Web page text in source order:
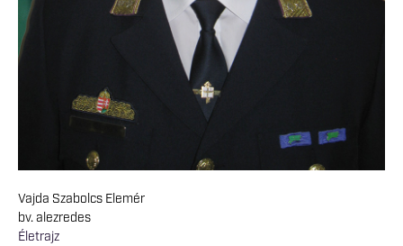
Vajda Szabolcs Elemér
bv. alezredes
Életrajz